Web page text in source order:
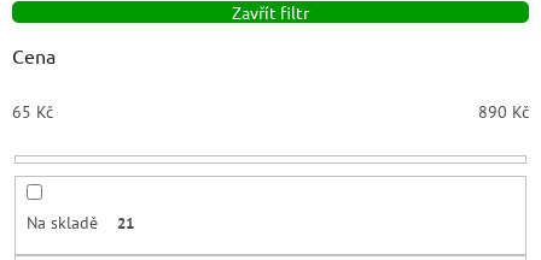
p
r
o
d
u
k
t
Zavřít filtr
Cena
65 Kč 890 Kč
Na skladě 21